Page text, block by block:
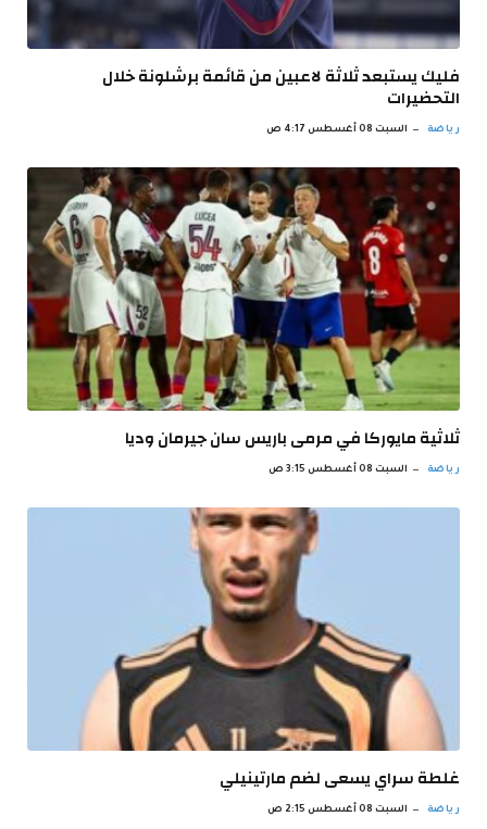
فليك يستبعد ثلاثة لاعبين من قائمة برشلونة خلال
التحضيرات
رياضة السبت 08 أغسطس 4:17 ص
ثلاثية مايوركا في مرمى باريس سان جيرمان وديا
رياضة السبت 08 أغسطس 3:15 ص
غلطة سراي يسعى لضم مارتينيلي
رياضة السبت 08 أغسطس 2:15 ص